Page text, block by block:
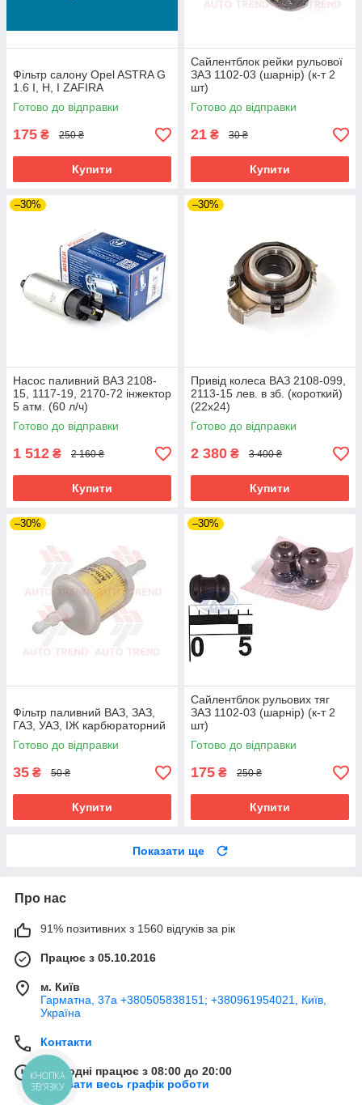
Фільтр салону Opel ASTRA G
1.6 I, H, I ZAFIRA
Готово до відправки
175 ₴ 250 ₴
Купити
Сайлентблок рейки рульової
ЗАЗ 1102-03 (шарнір) (к-т 2
шт)
Готово до відправки
21 ₴ 30 ₴
Купити
–30%
Насос паливний ВАЗ 2108-
15, 1117-19, 2170-72 інжектор
5 атм. (60 л/ч)
Готово до відправки
1 512 ₴ 2 160 ₴
Купити
–30%
Привід колеса ВАЗ 2108-099,
2113-15 лев. в зб. (короткий)
(22х24)
Готово до відправки
2 380 ₴ 3 400 ₴
Купити
–30%
Фільтр паливний ВАЗ, ЗАЗ,
ГАЗ, УАЗ, ІЖ карбюраторний
Готово до відправки
35 ₴ 50 ₴
Купити
–30%
Сайлентблок рульових тяг
ЗАЗ 1102-03 (шарнір) (к-т 2
шт)
Готово до відправки
175 ₴ 250 ₴
Купити
Показати ще
Про нас
91% позитивних з 1560 відгуків за рік
Працює з 05.10.2016
м. Київ
Гарматна, 37а +380505838151; +380961954021, Київ,
Україна
Контакти
Сьогодні працює з 08:00 до 20:00
Показати весь графік роботи
КНОПКА
ЗВ'ЯЗКУ